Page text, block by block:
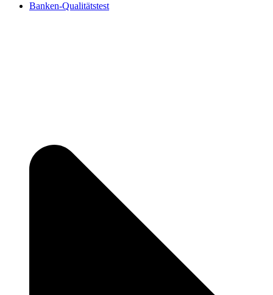
Banken-Qualitätstest